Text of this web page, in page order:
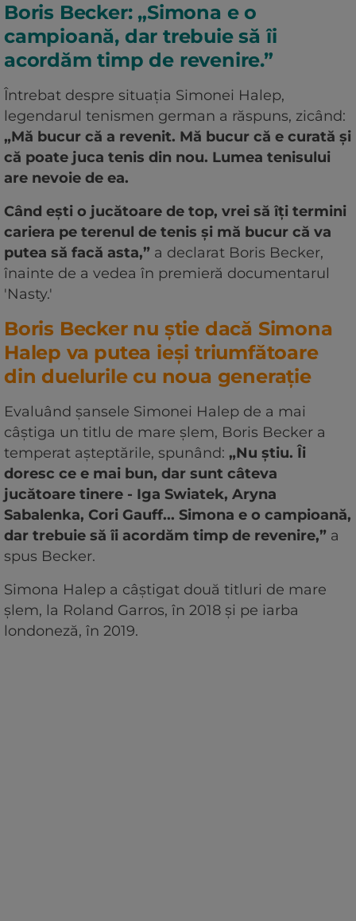
Boris Becker: „Simona e o
campioană, dar trebuie să îi
acordăm timp de revenire.”
Întrebat despre situația Simonei Halep,
legendarul tenismen german a răspuns, zicând:
„Mă bucur că a revenit. Mă bucur că e curată și
că poate juca tenis din nou. Lumea tenisului
are nevoie de ea.
Când ești o jucătoare de top, vrei să îți termini
cariera pe terenul de tenis și mă bucur că va
putea să facă asta,” a declarat Boris Becker,
înainte de a vedea în premieră documentarul
'Nasty.'
Boris Becker nu știe dacă Simona
Halep va putea ieși triumfătoare
din duelurile cu noua generație
Evaluând șansele Simonei Halep de a mai
câștiga un titlu de mare șlem, Boris Becker a
temperat așteptările, spunând: „Nu știu. Îi
doresc ce e mai bun, dar sunt câteva
jucătoare tinere - Iga Swiatek, Aryna
Sabalenka, Cori Gauff... Simona e o campioană,
dar trebuie să îi acordăm timp de revenire,” a
spus Becker.
Simona Halep a câștigat două titluri de mare
șlem, la Roland Garros, în 2018 și pe iarba
londoneză, în 2019.